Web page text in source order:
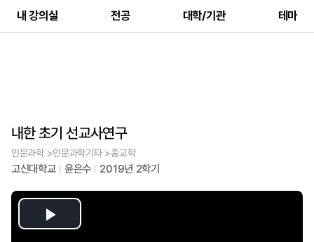
내 강의실 전공 대학/기관 테마
내한 초기 선교사연구
인문과학 >인문과학기타 >종교학
고신대학교 윤은수 2019년 2학기
Play